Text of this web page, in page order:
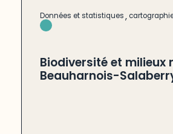
Données et statistiques,
Biodiversité et milieux
Beauharnois-